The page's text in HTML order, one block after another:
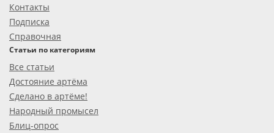
Контакты
Подписка
Справочная
Статьи по категориям
Все статьи
Достояние артёма
Сделано в артёме!
Народный промысел
Блиц-опрос